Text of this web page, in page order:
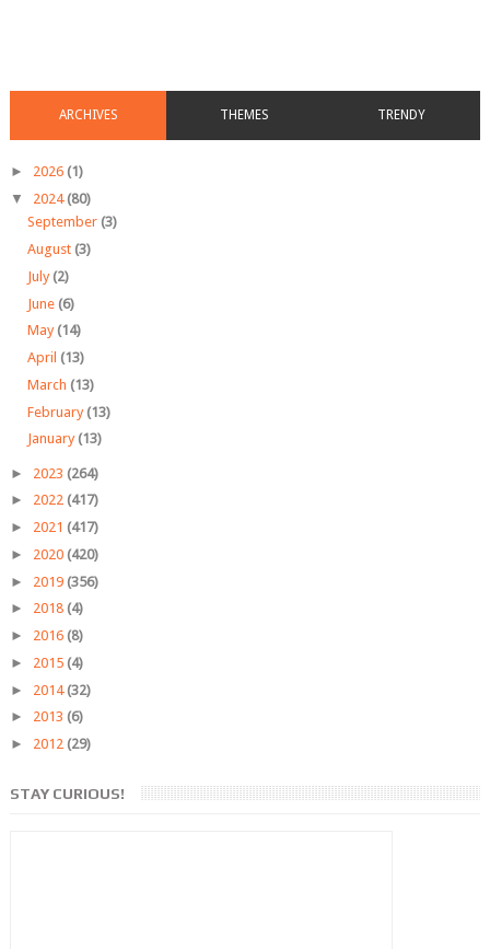
ARCHIVES THEMES TRENDY
► 2026 (1)
▼ 2024 (80)
September (3)
August (3)
July (2)
June (6)
May (14)
April (13)
March (13)
February (13)
January (13)
► 2023 (264)
► 2022 (417)
► 2021 (417)
► 2020 (420)
► 2019 (356)
► 2018 (4)
► 2016 (8)
► 2015 (4)
► 2014 (32)
► 2013 (6)
► 2012 (29)
STAY CURIOUS!